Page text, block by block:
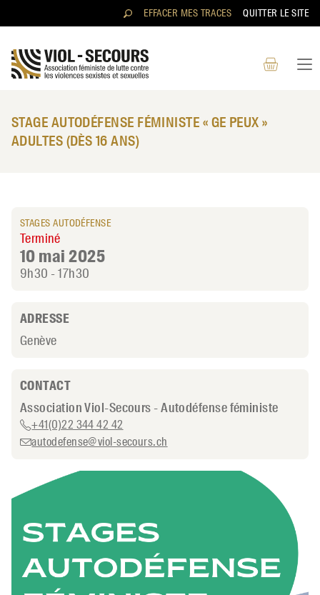
Aller au contenu directement EFFACER MES TRACES QUITTER LE SITE
STAGE AUTODÉFENSE FÉMINISTE « GE PEUX »
ADULTES (DÈS 16 ANS)
STAGES AUTODÉFENSE
Terminé
10 mai 2025
9h30 - 17h30
ADRESSE
Genève
CONTACT
Association Viol-Secours - Autodéfense féministe
+41(0)22 344 42 42
autodefense@viol-secours.ch